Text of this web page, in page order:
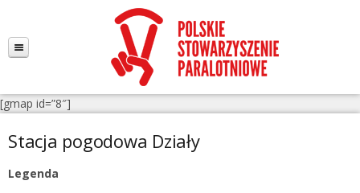
[gmap id=”8″]
Stacja pogodowa Działy
Legenda